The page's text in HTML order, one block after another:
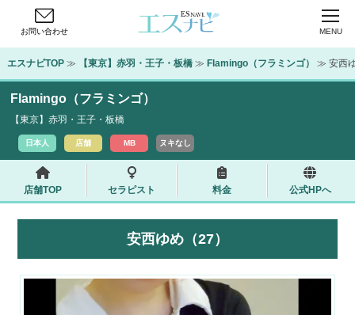
お問い合わせ MENU
エスナビTOP ≫ 【東京】赤羽・王子・板橋 ≫ Flamingo（フラミンゴ） ≫ 安西
Flamingo（フラミンゴ）
【東京】赤羽・王子・板橋
日本人 店舗 MB ヌキなし
店舗TOP セラピスト 料金 公式HPへ
安西ゆめ（27）